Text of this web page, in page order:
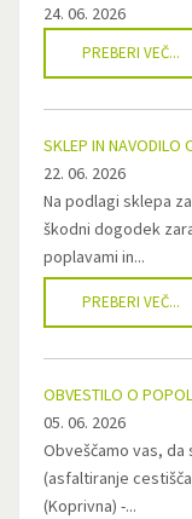
24. 06. 2026
PREBERI VEČ...
SKLEP IN NAVODILO
22. 06. 2026
Na podlagi sklepa
škodni dogodek
poplavami in...
PREBERI VEČ...
OBVESTILO O
05. 06. 2026
Obveščamo vas,
(asfaltiranje
(Koprivna) -...